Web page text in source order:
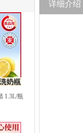
1.3L/瓶
详细介绍